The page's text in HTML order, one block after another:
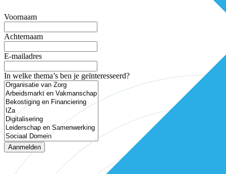
Voornaam
Achternaam
E-mailadres
In welke thema’s ben je geïnteresseerd?
Aanmelden